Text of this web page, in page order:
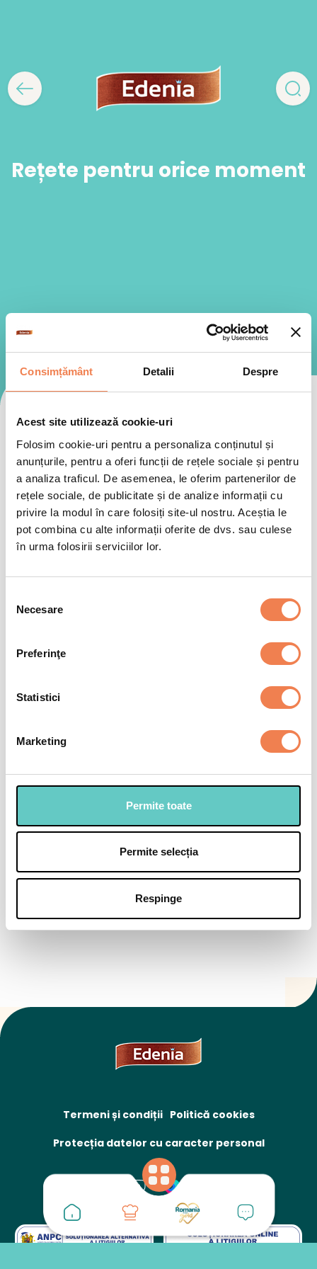
Consimțământ Detalii Despre
Acest site utilizează cookie-uri
Folosim cookie-uri pentru a personaliza conținutul și
anunțurile, pentru a oferi funcții de rețele sociale și pentru
a analiza traficul. De asemenea, le oferim partenerilor de
rețele sociale, de publicitate și de analize informații cu
privire la modul în care folosiți site-ul nostru. Aceștia le
pot combina cu alte informații oferite de dvs. sau culese
în urma folosirii serviciilor lor.
consimțământului
Necesare
Preferinţe
Statistici
Marketing
Permite toate
Permite selecția
Respinge
Rețete pentru orice moment
Schimbați categoria
Rapide Vegetariene Inspiraționale
Selectează
Alegeți subcategoria
Selectează
Termeni și condiții Politică cookies
Protecția datelor cu caracter personal